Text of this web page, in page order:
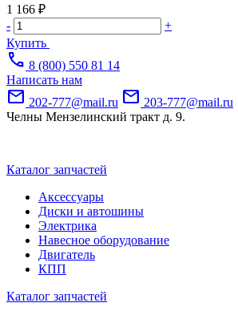
1 166 ₽
-
+
Купить
call 8 (800) 550 81 14
Написать нам
mail 202-777@mail.ru mail 203-777@mail.ru
Челны Мензелинский тракт д. 9.
Каталог запчастей
Аксессуары
Диски и автошины
Электрика
Навесное оборудование
Двигатель
КПП
Каталог запчастей